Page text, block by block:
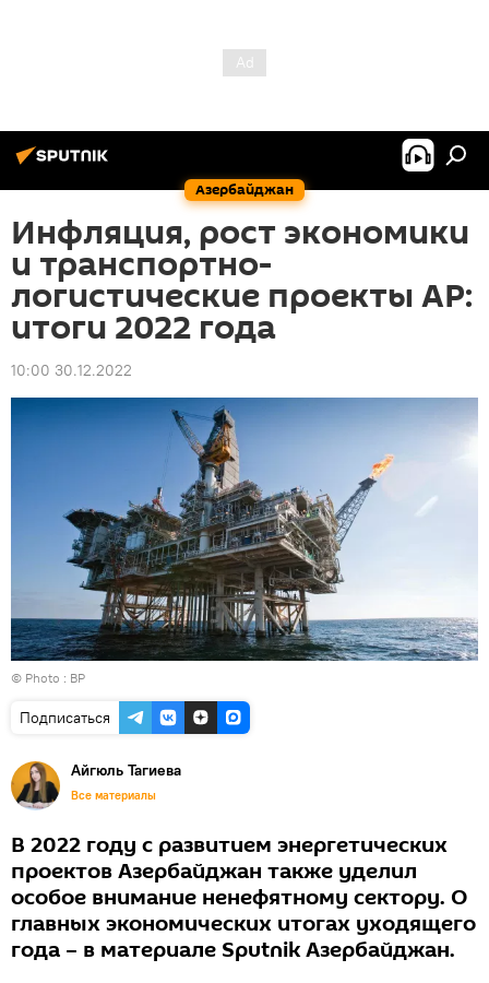
Азербайджан
Инфляция, рост экономики
и транспортно-
логистические проекты АР:
итоги 2022 года
10:00 30.12.2022
© Photo : BP
Подписаться
Айгюль Тагиева
Все материалы
В 2022 году с развитием энергетических
проектов Азербайджан также уделил
особое внимание ненефятному сектору. О
главных экономических итогах уходящего
года – в материале Sputnik Азербайджан.